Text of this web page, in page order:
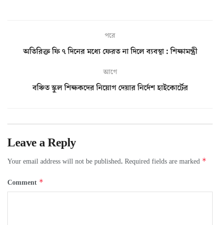
পরে
অতিরিক্ত ফি ৭ দিনের মধ্যে ফেরত না দিলে ব্যবস্থা : শিক্ষামন্ত্রী
আগে
বঞ্চিত স্কুল শিক্ষকদের নিয়োগ দেয়ার নির্দেশ হাইকোর্টের
Leave a Reply
Your email address will not be published. Required fields are marked *
Comment *